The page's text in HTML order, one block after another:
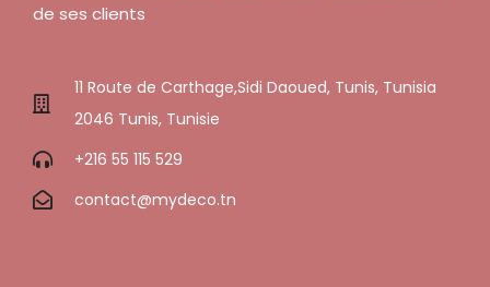
de ses clients
11 Route de Carthage,Sidi Daoued, Tunis, Tunisia
2046 Tunis, Tunisie
+216 55 115 529
contact@mydeco.tn